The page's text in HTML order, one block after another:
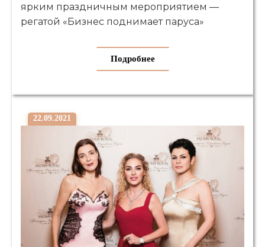
ярким праздничным мероприятием —
регатой «Бизнес поднимает паруса»
Подробнее
22.09.2021